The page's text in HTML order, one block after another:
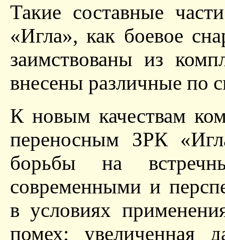
Такие составные
«Игла», как боевое
заимствованы из
внесены различные по
К новым качествам
переносным ЗРК
борьбы на
современными и
в условиях
помех; увеличенная